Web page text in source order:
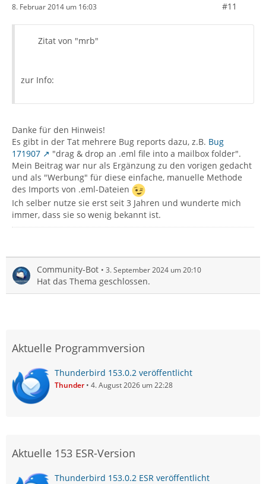
8. Februar 2014 um 16:03 #11
Zitat von "mrb"
zur Info:
Danke für den Hinweis!
Es gibt in der Tat mehrere Bug reports dazu, z.B. Bug
171907
"drag & drop an .eml file into a mailbox folder".
Mein Beitrag war nur als Ergänzung zu den vorigen gedacht
und als "Werbung" für diese einfache, manuelle Methode
des Imports von .eml-Dateien
Ich selber nutze sie erst seit 3 Jahren und wunderte mich
immer, dass sie so wenig bekannt ist.
Community-Bot 3. September 2024 um 20:10
Hat das Thema geschlossen.
Aktuelle Programmversion
Thunderbird 153.0.2 veröffentlicht
Thunder 4. August 2026 um 22:28
Aktuelle 153 ESR-Version
Thunderbird 153.0.2 ESR veröffentlicht